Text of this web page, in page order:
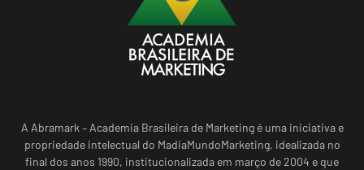
A Abramark – Academia Brasileira de Marketing é uma iniciativa e
propriedade intelectual do MadiaMundoMarketing, idealizada no
final dos anos 1990, institucionalizada em março de 2004 e que